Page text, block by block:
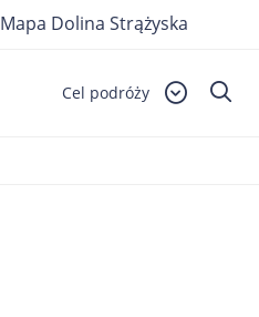
Cel podróży
Mapa Dolina Strążyska